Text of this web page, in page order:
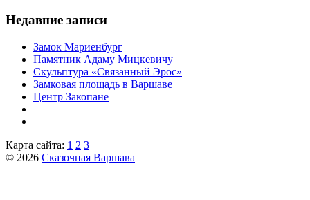
Недавние записи
Замок Мариенбург
Памятник Адаму Мицкевичу
Скульптура «Связанный Эрос»
Замковая площадь в Варшаве
Центр Закопане
Карта сайта: 1 2 3
© 2026 Сказочная Варшава